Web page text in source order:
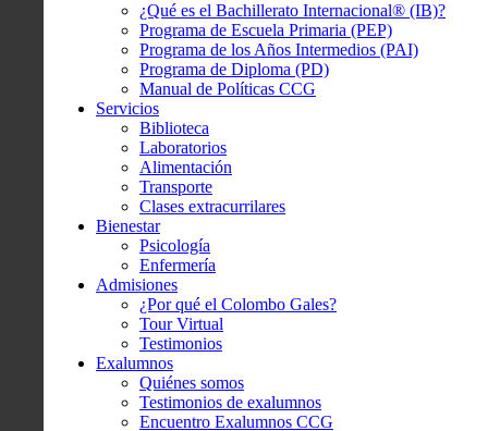
¿Qué es el Bachillerato Internacional® (IB)?
Programa de Escuela Primaria (PEP)
Programa de los Años Intermedios (PAI)
Programa de Diploma (PD)
Manual de Políticas CCG
Servicios
Biblioteca
Laboratorios
Alimentación
Transporte
Clases extracurrilares
Bienestar
Psicología
Enfermería
Admisiones
¿Por qué el Colombo Gales?
Tour Virtual
Testimonios
Exalumnos
Quiénes somos
Testimonios de exalumnos
Encuentro Exalumnos CCG